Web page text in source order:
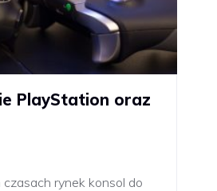
PlayStation oraz
rynek konsol do